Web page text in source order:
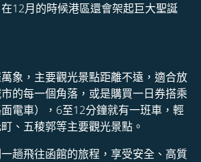
12月的時候港區還會架起巨大聖誕
象，主要觀光景點距離不遠，適合放
的每一個角落，或是購買一日券搭乘
電車），6至12分鐘就有一班車，輕
、五稜郭​等主要觀光景點。
趟飛往函館的旅程，享受安全、高質